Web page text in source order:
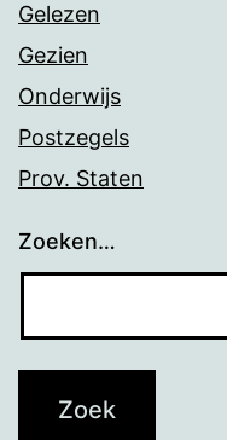
Gelezen
Gezien
Onderwijs
Postzegels
Prov. Staten
Zoeken…